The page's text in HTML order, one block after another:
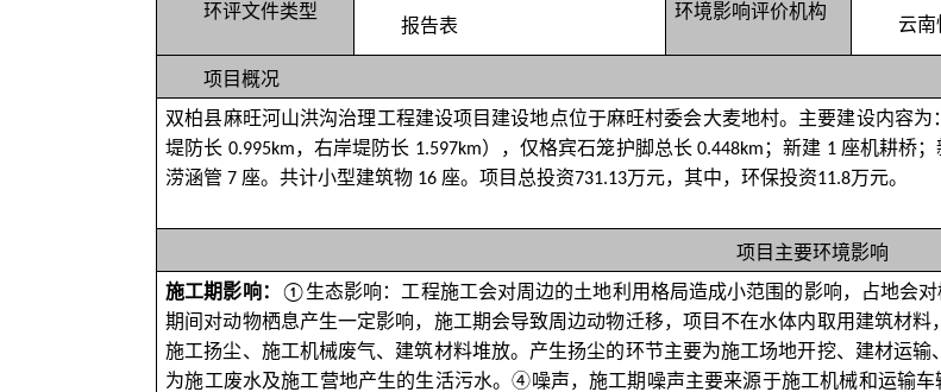
环评文件类型
报告表
环境影响评价机构
云南
项目概况
双柏县麻旺河山洪沟治理工程建设项目建设地点位于麻旺村委会大麦地村。主要建设内容为
堤防长 0.995km，右岸堤防长 1.597km），仅格宾石笼护脚总长0.448km ；新建 1 座机耕桥
涝涵管7 座。共计小型建筑物 16 座。项目总投资731.13万元，其中，环保投资11.8万元。
项目主要环境影响
施工期影响：
①生态影响：工程施工会对周边的土地利用格局造成小范围的影响，占地会
期间对动物栖息产生一定影响，施工期会导致周边动物迁移，项目不在水体内取用建筑材料
施工扬尘、施工机械废气、建筑材料堆放。产生扬尘的环节主要为施工场地开挖、建材运输
为施工废水及施工营地产生的生活污水。④噪声，施工期噪声主要来源于施工机械和运输车